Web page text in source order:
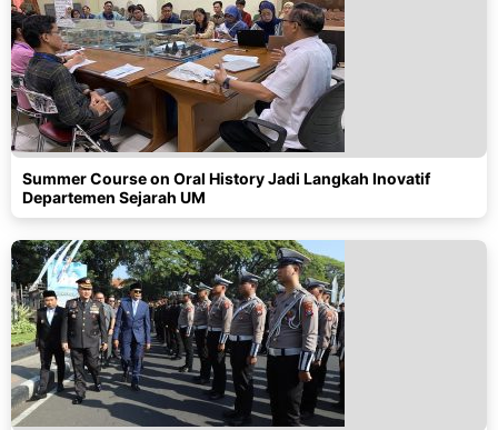
Summer Course on Oral History Jadi Langkah Inovatif
Departemen Sejarah UM